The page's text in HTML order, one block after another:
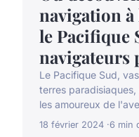
navigation
le Pacifique
navigateurs
Le Pacifique Sud,
terres
les amoureux de
18 février 2024 6 min